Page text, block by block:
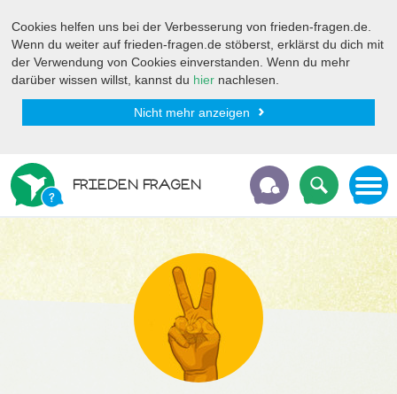
Cookies helfen uns bei der Verbesserung von frieden-fragen.de.
Wenn du weiter auf frieden-fragen.de stöberst, erklärst du dich mit
der Verwendung von Cookies einverstanden. Wenn du mehr
darüber wissen willst, kannst du hier nachlesen.
Nicht mehr anzeigen
FRIEDEN FRAGEN